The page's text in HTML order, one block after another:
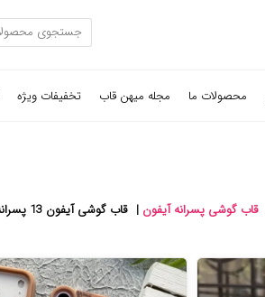
محصولات ما مجله میهن قاب تخفیفات ویژه
قاب گوشی پسرانه آیفون | قاب گوشی آیفون 13 پسرانه